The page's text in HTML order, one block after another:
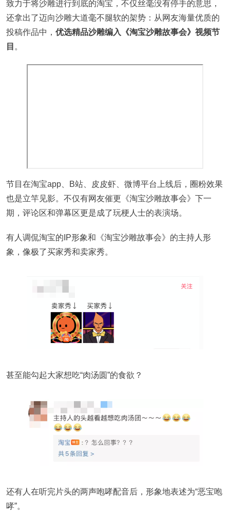
致力于将沙雕进行到底的淘宝，不仅丝毫没有停手的意思，
还拿出了迈向沙雕大道毫不腿软的架势：从网友海量优质的
投稿作品中， 优选精品沙雕编入《淘宝沙雕故事会》视频节
目 。
节目在淘宝app、B站、皮皮虾、微博平台上线后，圈粉效果
也是立竿见影。不仅有网友催更《淘宝沙雕故事会》下一
期，评论区和弹幕区更是成了玩梗人士的表演场。
有人调侃淘宝的IP形象和《淘宝沙雕故事会》的主持人形
象，像极了买家秀和卖家秀。
甚至能勾起大家想吃“肉汤圆”的食欲？
还有人在听完片头的两声咆哮配音后，形象地表述为“恶宝咆
哮”。